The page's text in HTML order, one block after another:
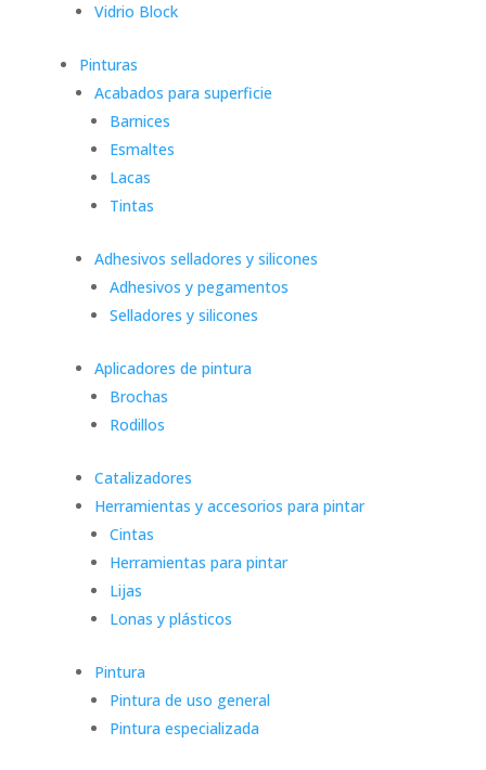
Vidrio Block
Pinturas
Acabados para superficie
Barnices
Esmaltes
Lacas
Tintas
Adhesivos selladores y silicones
Adhesivos y pegamentos
Selladores y silicones
Aplicadores de pintura
Brochas
Rodillos
Catalizadores
Herramientas y accesorios para pintar
Cintas
Herramientas para pintar
Lijas
Lonas y plásticos
Pintura
Pintura de uso general
Pintura especializada